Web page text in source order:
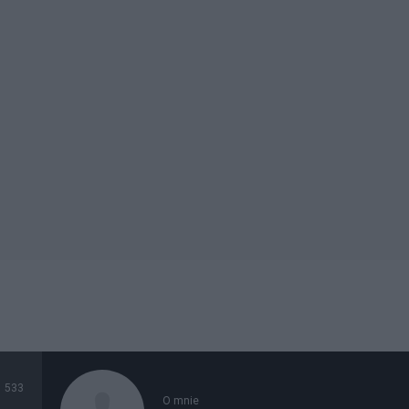
533
O mnie